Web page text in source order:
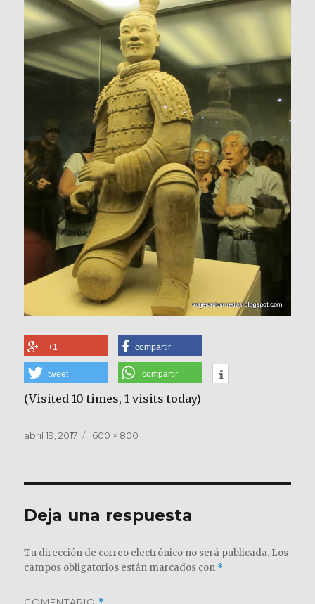
+1 compartir
tweet compartir
(Visited 10 times, 1 visits today)
Publicado
abril 19, 2017
Tamaño
600 × 800
Deja una respuesta
Tu dirección de correo electrónico no será publicada. Los
campos obligatorios están marcados con *
COMENTARIO